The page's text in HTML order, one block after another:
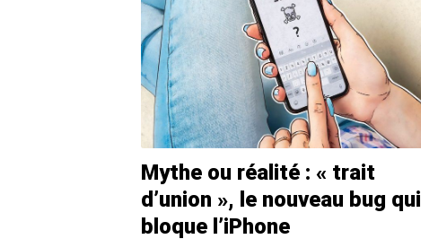
Mythe ou réalité : « trait
d’union », le nouveau bug qui
bloque l’iPhone